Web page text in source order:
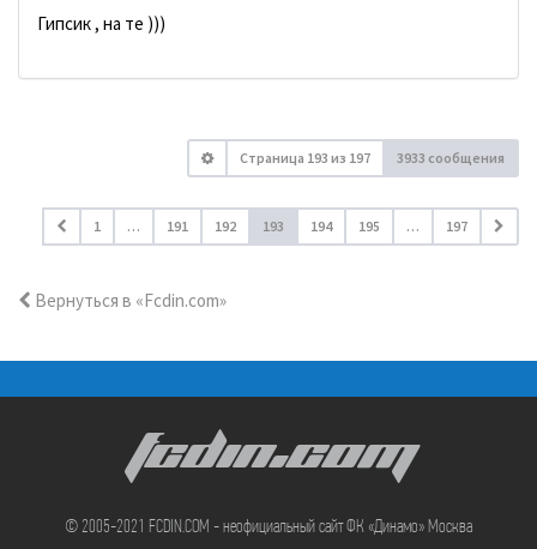
Гипсик , на те )))
Страница 193 из 197 3933 сообщения
1 … 191 192 193 194 195 … 197
Вернуться в «Fcdin.com»
FCDIN.COM
© 2005-2021 FCDIN.COM - неофициальный сайт ФК «Динамо» Москва